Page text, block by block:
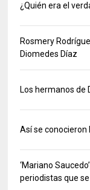
¿Quién era el
Rosmery
Diomedes Díaz
Los hermanos de
Así se conocieron
‘Mariano
periodistas que se